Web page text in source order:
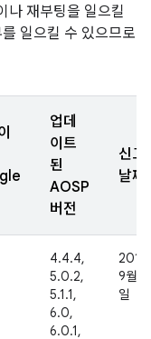
나 재부팅을 일으킬
일으킬 수 있으므로
업데
이트
된
AOSP
버전
신고
날짜
4.4.4,
5.0.2,
5.1.1,
6.0,
6.0.1,
2016
9월
일